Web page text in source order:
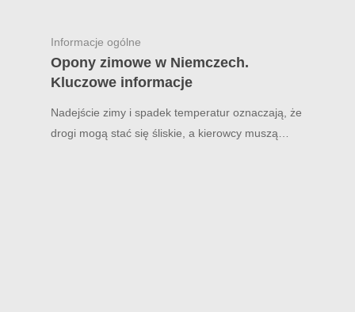
Informacje ogólne
Opony zimowe w Niemczech.
Kluczowe informacje
Nadejście zimy i spadek temperatur oznaczają, że
drogi mogą stać się śliskie, a kierowcy muszą…